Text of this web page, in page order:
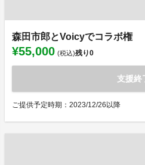
森田市郎とVoicyでコラボ権
¥55,000 (税込)残り0
支援終
ご提供予定時期：2023/12/26以降